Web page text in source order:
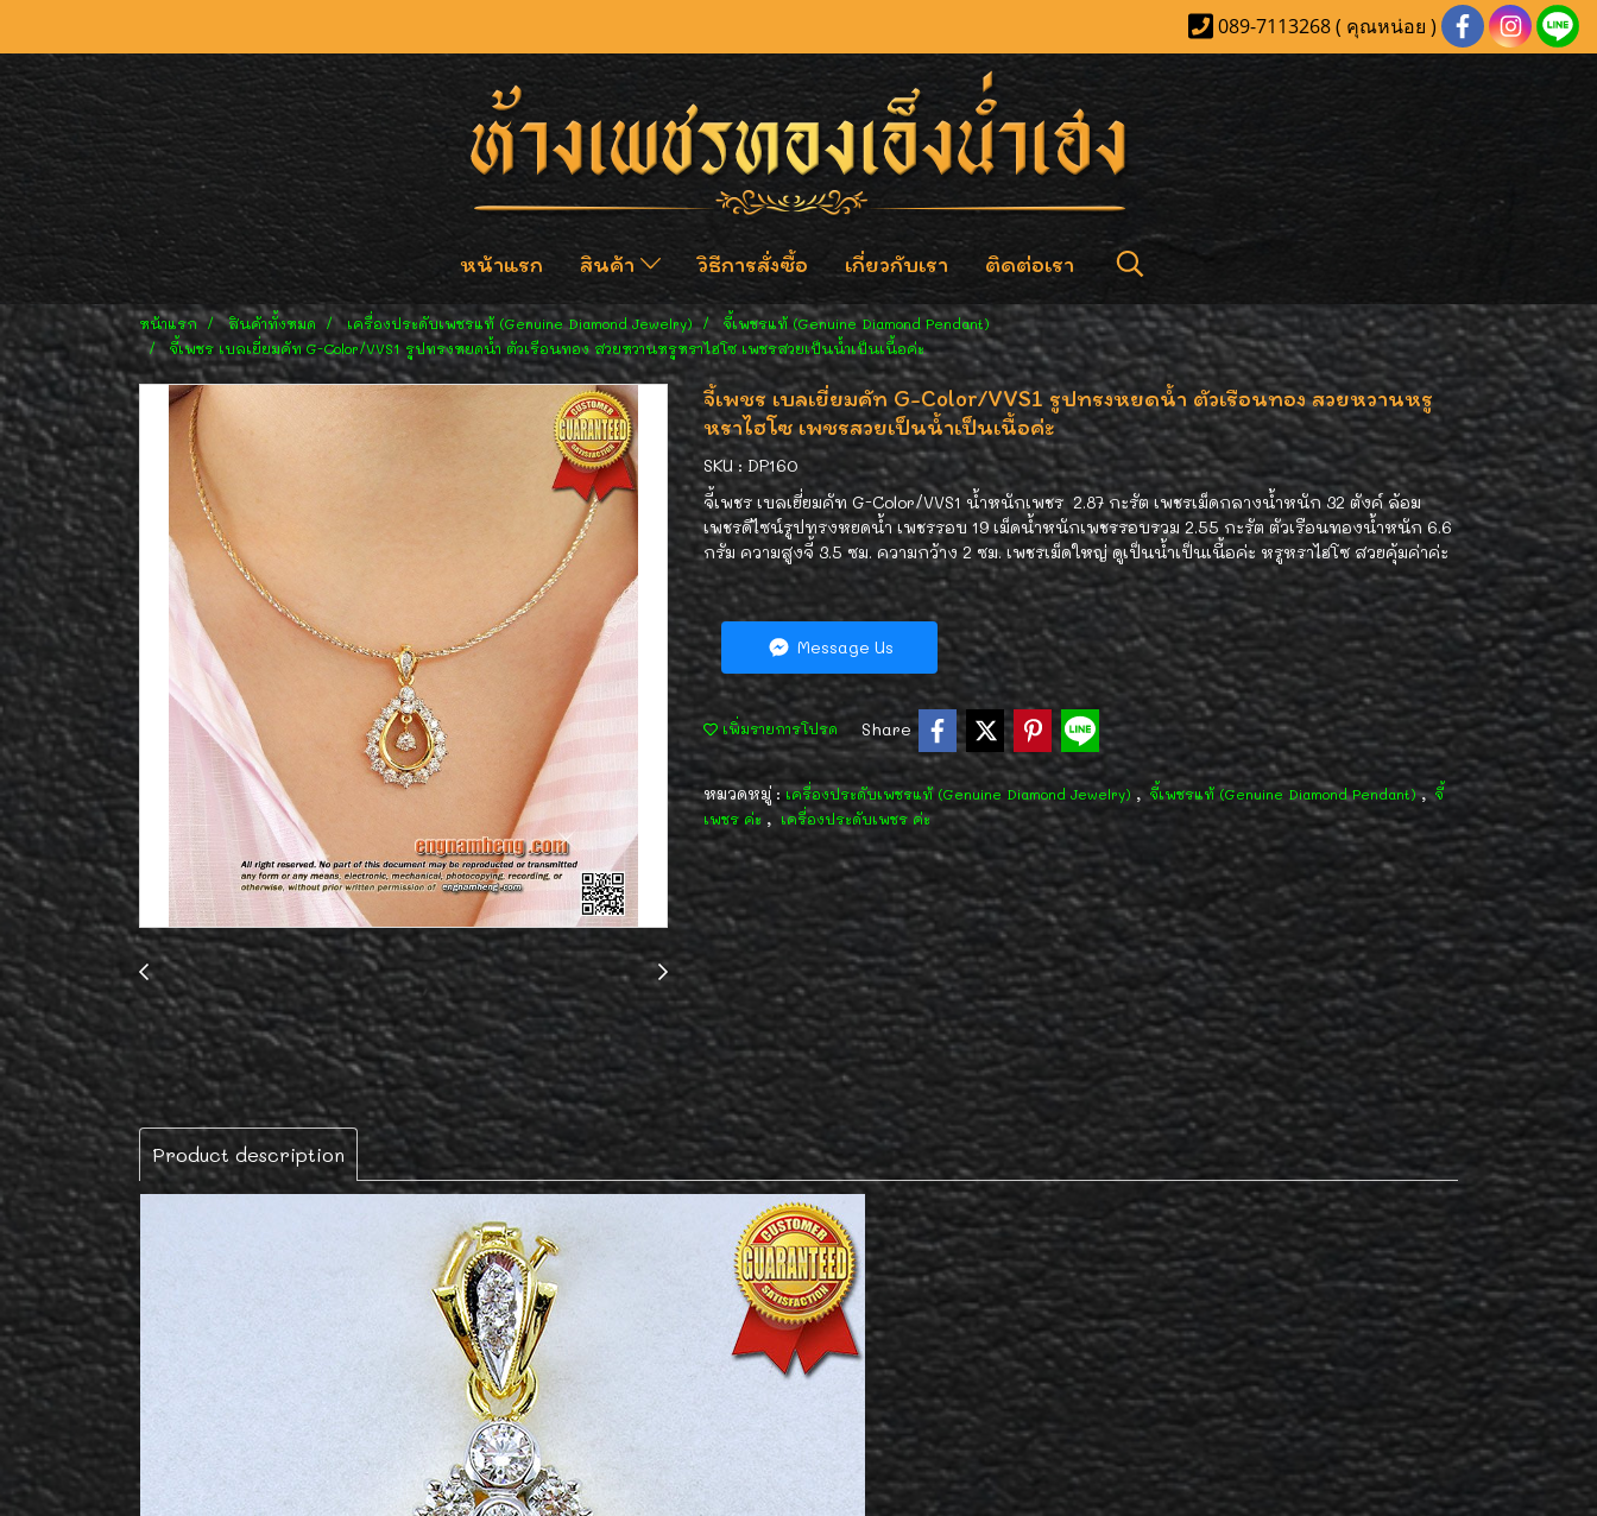
089-7113268 ( คุณหน่อย )
หน้าแรก สินค้า วิธีการสั่งซื้อ เกี่ยวกับเรา ติดต่อเรา
หน้าแรก สินค้าทั้งหมด เครื่องประดับเพชรแท้ (Genuine Diamond Jewelry)
จี้เพชรแท้ (Genuine Diamond Pendant)
จี้เพชร เบลเยี่ยมคัท G-Color/VVS1 รูปทรงหยดน้ำ ตัวเรือนทอง สวยหวานหรูหราไฮโซ เพชรสวยเป็นน้ำเป็นเนื้อค่ะ
จี้เพชร เบลเยี่ยมคัท G-Color/VVS1 รูปทรงหยดน้ำ ตัวเรือนทอง สวยหวานหรู
หราไฮโซ เพชรสวยเป็นน้ำเป็นเนื้อค่ะ
SKU : DP160
จี้เพชร เบลเยี่ยมคัท G-Color/VVS1 น้ำหนักเพชร 2.87 กะรัต เพชรเม็ดกลางน้ำหนัก 32 ตังค์ ล้อม
เพชรดีไซน์รูปทรงหยดน้ำ เพชรรอบ 19 เม็ดน้ำหนักเพชรรอบรวม 2.55 กะรัต ตัวเรือนทองน้ำหนัก 6.6
กรัม ความสูงจี้ 3.5 ซม. ความกว้าง 2 ซม. เพชรเม็ดใหญ่ ดูเป็นน้ำเป็นเนื้อค่ะ หรูหราไฮโซ สวยคุ้มค่าค่ะ
Message Us
เพิ่มรายการโปรด Share
หมวดหมู่ :เครื่องประดับเพชรแท้ (Genuine Diamond Jewelry) , จี้เพชรแท้ (Genuine Diamond Pendant), จี้
เพชร ค่ะ , เครื่องประดับเพชร ค่ะ
Product description